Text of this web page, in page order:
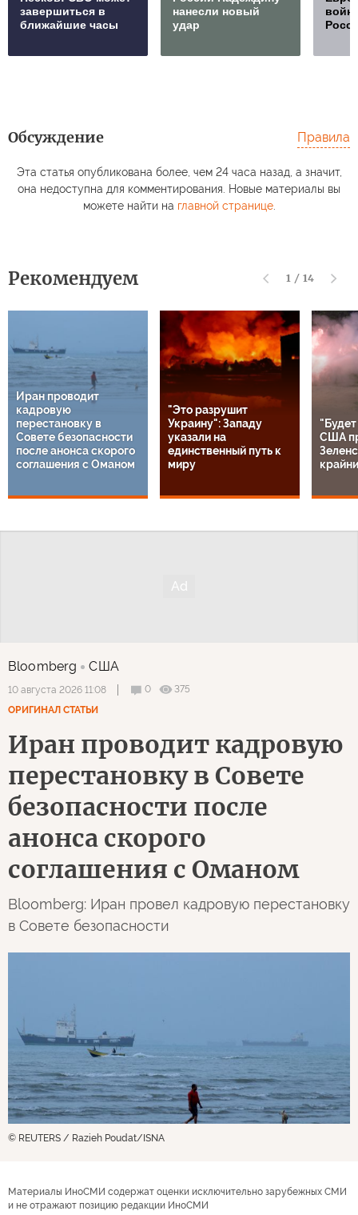
завершиться в
ближайшие часы
нанесли новый
удар
Обсуждение Правила
Эта статья опубликована более, чем 24 часа назад, а значит,
она недоступна для комментирования. Новые материалы вы
можете найти на главной странице.
Рекомендуем 1 / 14
Иран проводит
кадровую
перестановку в
Совете безопасности
после анонса скорого
соглашения с Оманом
"Это разрушит
Украину": Западу
указали на
единственный путь к
миру
США
Bloomberg США
10 августа 2026 11:08 0
375
ОРИГИНАЛ СТАТЬИ
Иран проводит кадровую
перестановку в Совете
безопасности после
анонса скорого
соглашения с Оманом
Bloomberg: Иран провел кадровую перестановку
в Совете безопасности
© REUTERS / Razieh Poudat/ISNA
Материалы ИноСМИ содержат оценки исключительно зарубежных СМИ
и не отражают позицию редакции ИноСМИ